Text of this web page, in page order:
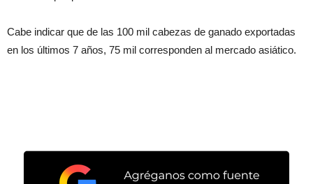
Cabe indicar que de las 100 mil cabezas de ganado exportadas
en los últimos 7 años, 75 mil corresponden al mercado asiático.